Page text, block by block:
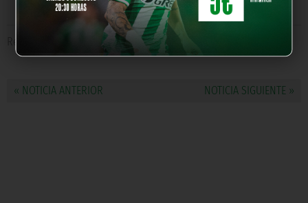
Jonas Martin
« NOTICIA ANTERIOR NOTICIA SIGUIENTE »